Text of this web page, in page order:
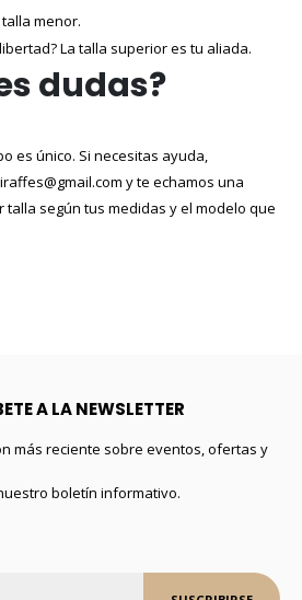
talla menor.
La talla superior es tu aliada.
dudas?
es único. Si necesitas ayuda,
y te echamos una
talla según tus medidas y el modelo que
A LA NEWSLETTER
más reciente sobre eventos, ofertas y
boletín informativo.